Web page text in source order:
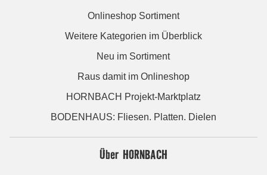
Onlineshop Sortiment
Weitere Kategorien im Überblick
Neu im Sortiment
Raus damit im Onlineshop
HORNBACH Projekt-Marktplatz
BODENHAUS: Fliesen. Platten. Dielen
Über HORNBACH